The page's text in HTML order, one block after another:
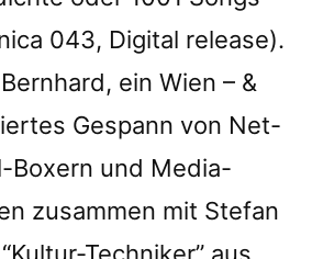
043, Digital release).
ein Wien – &
Gespann von Net-
Boxern und Media-
zusammen mit Stefan
Techniker” aus